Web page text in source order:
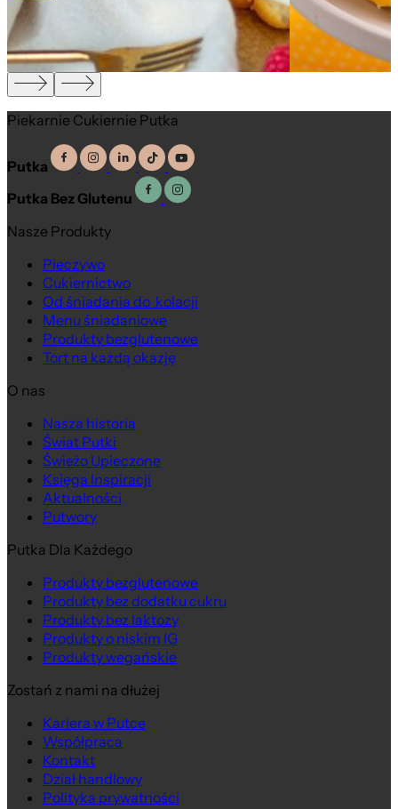
Piekarnie Cukiernie Putka
Putka
Putka Bez Glutenu
Nasze Produkty
Pieczywo
Cukiernictwo
Od śniadania do kolacji
Menu śniadaniowe
Produkty bezglutenowe
Tort na każdą okazję
O nas
Nasza historia
Świat Putki
Świeżo Upieczone
Księga Inspiracji
Aktualności
Putwory
Putka Dla Każdego
Produkty bezglutenowe
Produkty bez dodatku cukru
Produkty bez laktozy
Produkty o niskim IG
Produkty wegańskie
Zostań z nami na dłużej
Kariera w Putce
Współpraca
Kontakt
Dział handlowy
Polityka prywatności